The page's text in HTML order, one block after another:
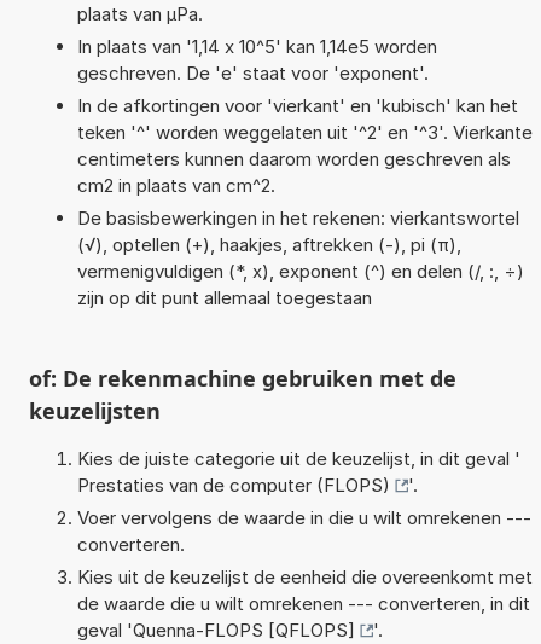
plaats van µPa.
In plaats van '1,14 x 10^5' kan 1,14e5 worden
geschreven. De 'e' staat voor 'exponent'.
In de afkortingen voor 'vierkant' en 'kubisch' kan het
teken '^' worden weggelaten uit '^2' en '^3'. Vierkante
centimeters kunnen daarom worden geschreven als
cm2 in plaats van cm^2.
De basisbewerkingen in het rekenen: vierkantswortel
(√), optellen (+), haakjes, aftrekken (-), pi (π),
vermenigvuldigen (*, x), exponent (^) en delen (/, :, ÷)
zijn op dit punt allemaal toegestaan
of: De rekenmachine gebruiken met de
keuzelijsten
Kies de juiste categorie uit de keuzelijst, in dit geval '
Prestaties van de computer (FLOPS)
'.
Voer vervolgens de waarde in die u wilt omrekenen ---
converteren.
Kies uit de keuzelijst de eenheid die overeenkomt met
de waarde die u wilt omrekenen --- converteren, in dit
geval 'Quenna-FLOPS [QFLOPS]
'.